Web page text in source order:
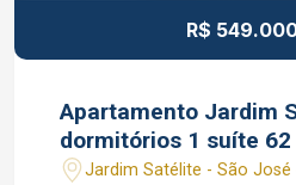
R$
Apartamento Jardim Satélite SJC SP 2
dormitórios 1 suíte 62
Jardim Satélite - São José